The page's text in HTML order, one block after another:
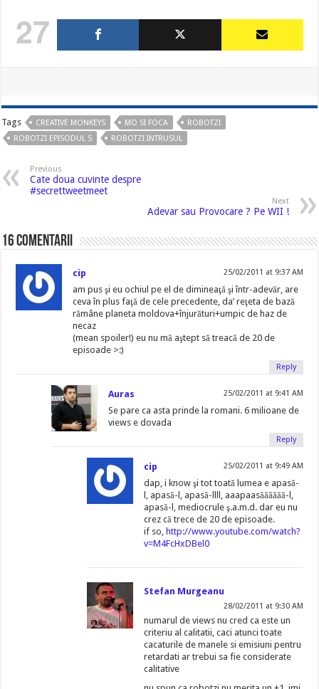
27
Tags CREATIVE MONKEYS MO SI FOCA
ROBOTZI
ROBOTZI EPISODUL 5
ROBOTZI INTRUSUL
Previous
Cate doua cuvinte despre
#secrettweetmeet
Next
Adevar sau Provocare ? Pe WII !
16 comentarii
cip 25/02/2011 at 9:37 AM
am pus şi eu ochiul pe el de dimineaţă şi într-adevăr, are
ceva în plus faţă de cele precedente, da’ reţeta de bază
rămâne planeta moldova+înjurături+umpic de haz de
necaz
(mean spoiler!) eu nu mă aştept să treacă de 20 de
episoade >:)
Reply
Auras 25/02/2011 at 9:41 AM
Se pare ca asta prinde la romani. 6 milioane de
views e dovada
Reply
cip 25/02/2011 at 9:49 AM
dap, i know şi tot toată lumea e apasă-
l, apasă-l, apasă-llll, aaapaasăăăăăă-l,
apasă-l, mediocrule ş.a.m.d. dar eu nu
crez că trece de 20 de episoade.
if so,http://www.youtube.com/watch?
v=M4FcHxDBel0
Stefan Murgeanu
28/02/2011 at 9:30 AM
numarul de views nu cred ca este un
criteriu al calitatii, caci atunci toate
cacaturile de manele si emisiuni pentru
retardati ar trebui sa fie considerate
calitative